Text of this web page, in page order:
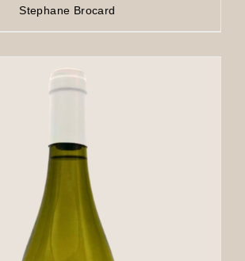
Stephane Brocard